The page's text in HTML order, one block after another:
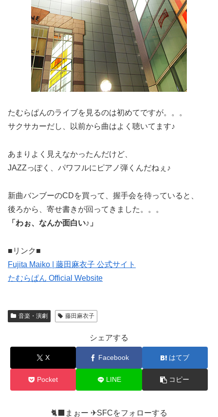
たむらぱんのライブを見るのは初めてですが。。。
サクサカーだし、以前から曲はよく聴いてます♪
あまりよく見えなかったんだけど、
JAZZっぽく、パワフルにピアノ弾くんだねぇ♪
新曲バンブーのCDを買って、握手会を待っていると、
後ろから、寄せ書きが回ってきました。。。
「わぉ、なんか面白い♪」
■リンク■
Fujita Maiko | 藤田麻衣子 公式サイト
たむらぱん Official Website
音楽・演劇 藤田麻衣子
シェアする
X Facebook はてブ
Pocket LINE コピー
🐈‍⬛まぉー ✈︎SFCをフォローする